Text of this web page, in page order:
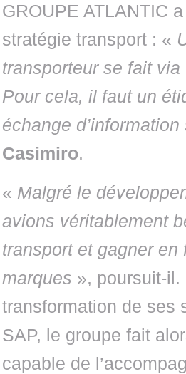
GROUPE ATLANTIC
stratégie transport : «
transporteur se fait
Pour cela, il faut un
échange
Casimiro.
« Malgré le
avions véritablement
transport et gagner
marques », poursuit-
transformation de ses
SAP, le groupe fait
capable de